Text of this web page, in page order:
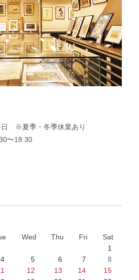
日 ※夏季・冬季休業あり
〜18:30
Wed Thu Fri
Sat
1
4 5 6 7
8
12 13 14
15